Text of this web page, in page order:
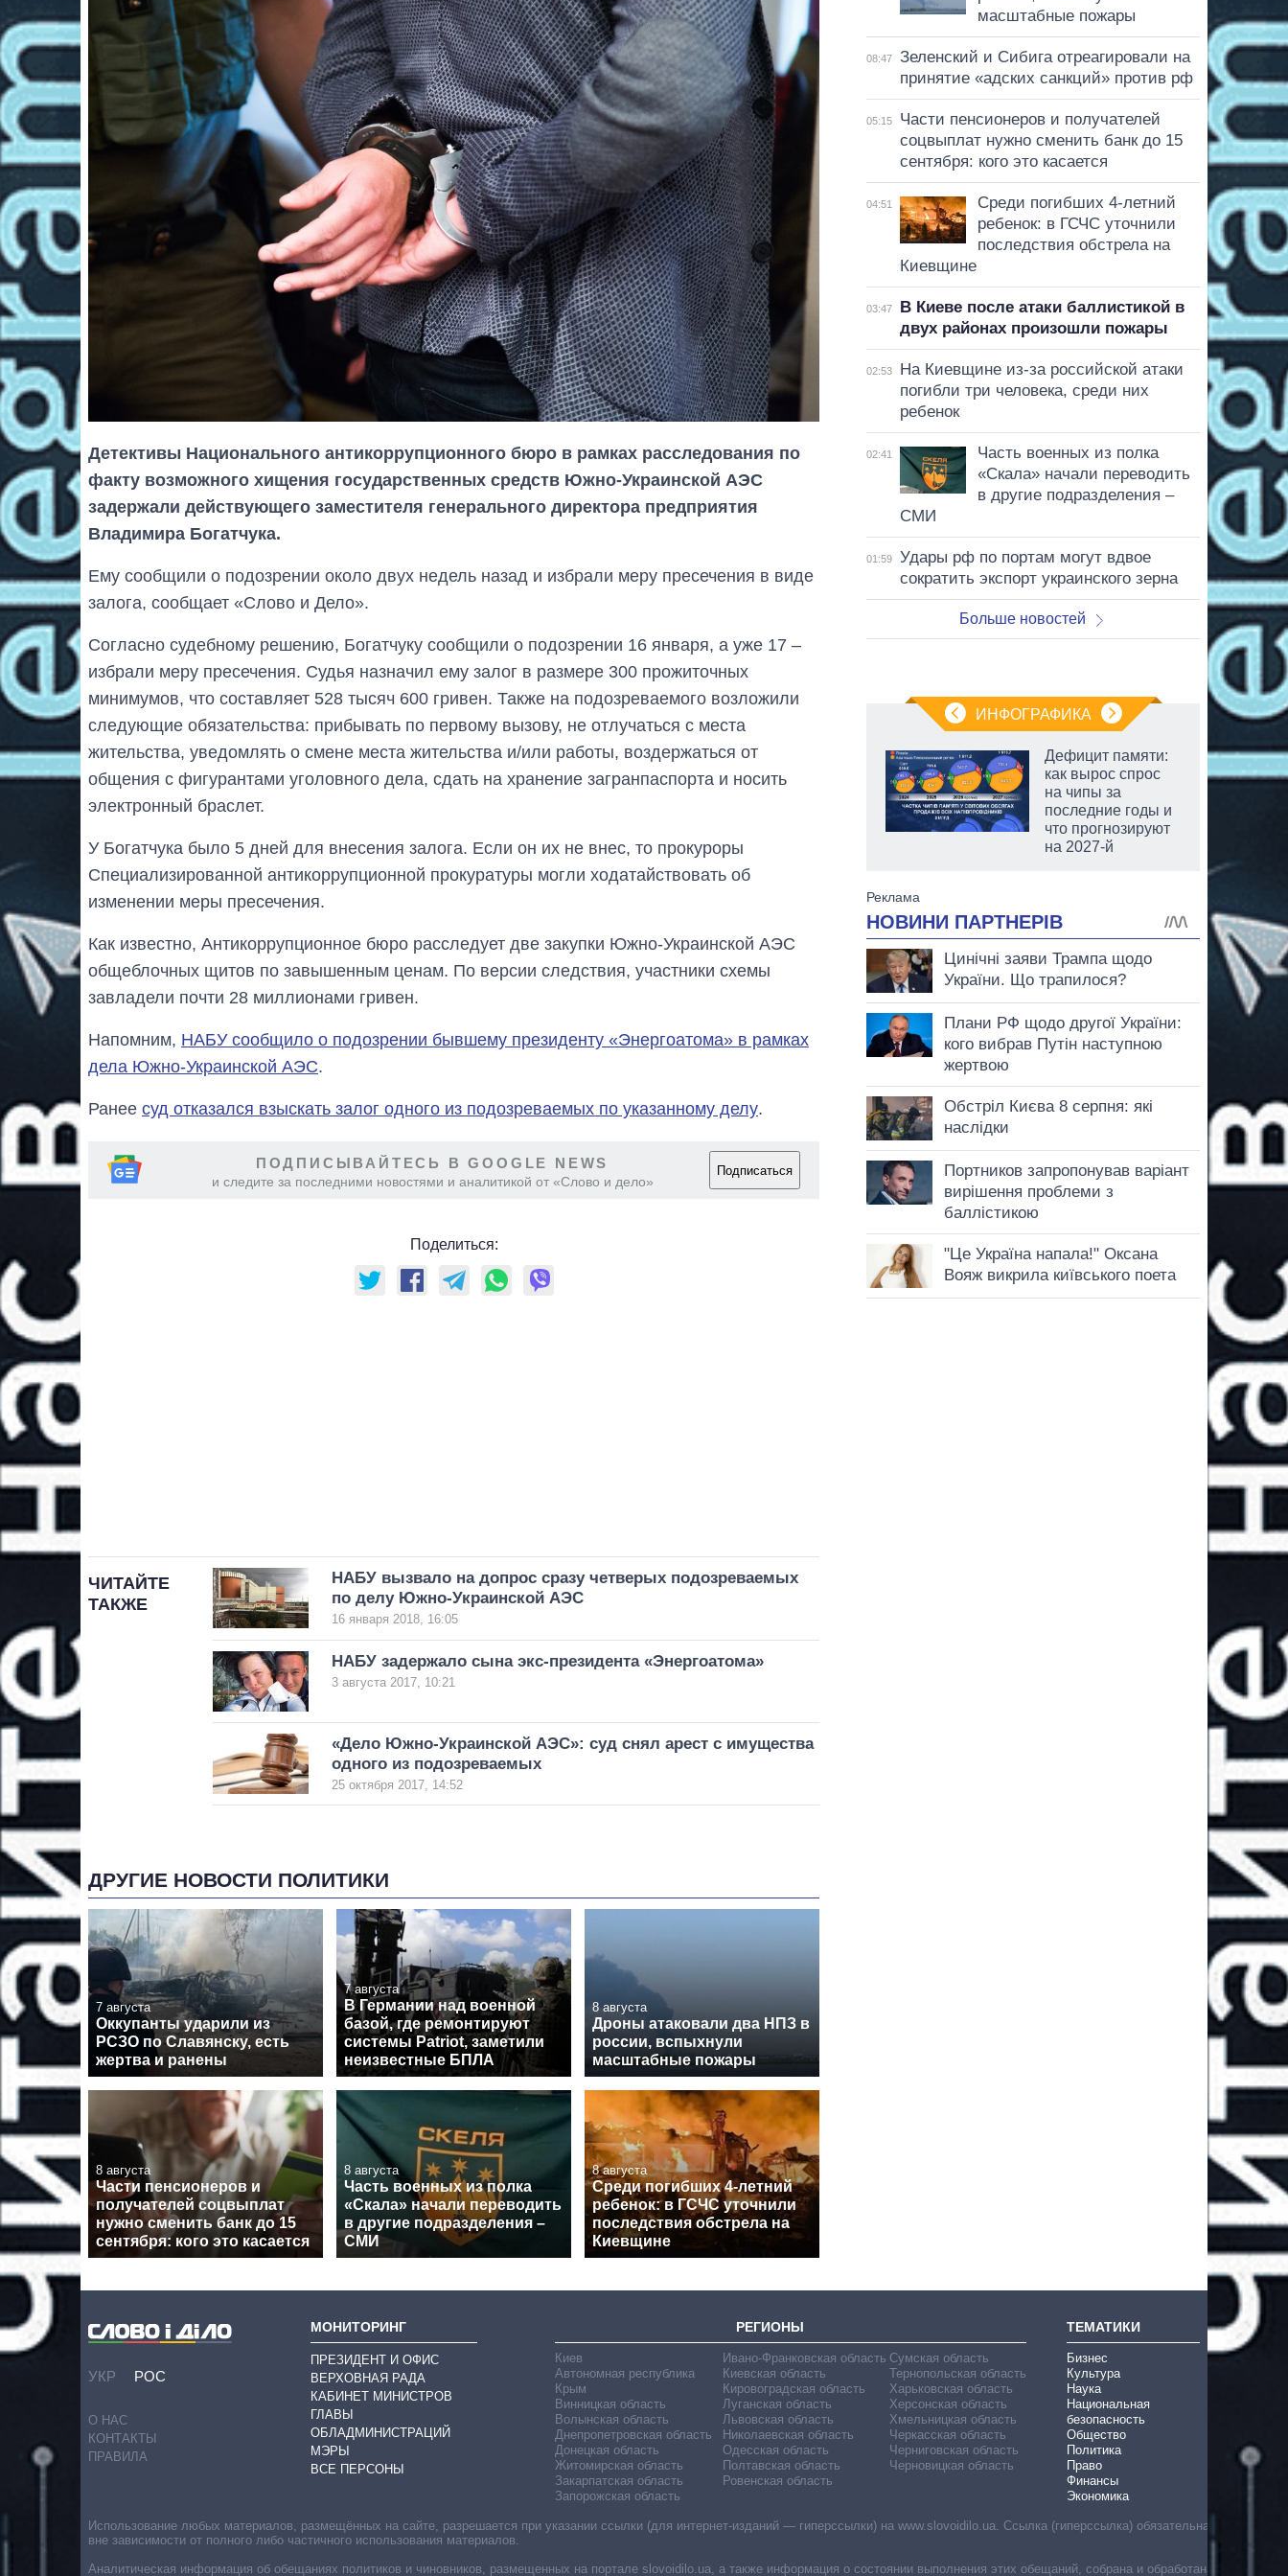
Детективы Национального антикоррупционного бюро в рамках расследования по
факту возможного хищения государственных средств Южно-Украинской АЭС
задержали действующего заместителя генерального директора предприятия
Владимира Богатчука.
Ему сообщили о подозрении около двух недель назад и избрали меру пресечения в виде
залога, сообщает «Слово и Дело».
Согласно судебному решению, Богатчуку сообщили о подозрении 16 января, а уже 17 –
избрали меру пресечения. Судья назначил ему залог в размере 300 прожиточных
минимумов, что составляет 528 тысяч 600 гривен. Также на подозреваемого возложили
следующие обязательства: прибывать по первому вызову, не отлучаться с места
жительства, уведомлять о смене места жительства и/или работы, воздержаться от
общения с фигурантами уголовного дела, сдать на хранение загранпаспорта и носить
электронный браслет.
У Богатчука было 5 дней для внесения залога. Если он их не внес, то прокуроры
Специализированной антикоррупционной прокуратуры могли ходатайствовать об
изменении меры пресечения.
Как известно, Антикоррупционное бюро расследует две закупки Южно-Украинской АЭС
общеблочных щитов по завышенным ценам. По версии следствия, участники схемы
завладели почти 28 миллионами гривен.
Напомним, НАБУ сообщило о подозрении бывшему президенту «Энергоатома» в рамках
дела Южно-Украинской АЭС.
Ранее суд отказался взыскать залог одного из подозреваемых по указанному делу.
ПОДПИСЫВАЙТЕСЬ В GOOGLE NEWS
и следите за последними новостями и аналитикой от «Слово и дело»
Подписаться
Поделиться:
ЧИТАЙТЕ
ТАКЖЕ
НАБУ вызвало на допрос сразу четверых подозреваемых
по делу Южно-Украинской АЭС
16 января 2018, 16:05
НАБУ задержало сына экс-президента «Энергоатома»
3 августа 2017, 10:21
«Дело Южно-Украинской АЭС»: суд снял арест с имущества
одного из подозреваемых
25 октября 2017, 14:52
ДРУГИЕ НОВОСТИ ПОЛИТИКИ
7 августа
Оккупанты ударили из
РСЗО по Славянску, есть
жертва и ранены
7 августа
В Германии над военной
базой, где ремонтируют
системы Patriot, заметили
неизвестные БПЛА
8 августа
Дроны атаковали два НПЗ в
россии, вспыхнули
масштабные пожары
8 августа
Части пенсионеров и
получателей соцвыплат
нужно сменить банк до 15
сентября: кого это касается
8 августа
Часть военных из полка
«Скала» начали переводить
в другие подразделения –
СМИ
8 августа
Среди погибших 4-летний
ребенок: в ГСЧС уточнили
последствия обстрела на
Киевщине
масштабные пожары
08:47
Зеленский и Сибига отреагировали на
принятие «адских санкций» против рф
05:15
Части пенсионеров и получателей
соцвыплат нужно сменить банк до 15
сентября: кого это касается
04:51
Среди погибших 4-летний
ребенок: в ГСЧС уточнили
последствия обстрела на
Киевщине
03:47
В Киеве после атаки баллистикой в
двух районах произошли пожары
02:53
На Киевщине из-за российской атаки
погибли три человека, среди них
ребенок
02:41
Часть военных из полка
«Скала» начали переводить
в другие подразделения –
СМИ
01:59
Удары рф по портам могут вдвое
сократить экспорт украинского зерна
Больше новостей
ИНФОГРАФИКА
Восемь
массированных
главной целью рф
Дефицит памяти:
как вырос спрос
на чипы за
последние годы и
что прогнозируют
на 2027-й
УКР РОС
О НАС
КОНТАКТЫ
ПРАВИЛА
МОНИТОРИНГ
ПРЕЗИДЕНТ И ОФИС
ВЕРХОВНАЯ РАДА
КАБИНЕТ МИНИСТРОВ
ГЛАВЫ
ОБЛАДМИНИСТРАЦИЙ
МЭРЫ
ВСЕ ПЕРСОНЫ
РЕГИОНЫ
Киев
Автономная республика
Крым
Винницкая область
Волынская область
Днепропетровская область
Донецкая область
Житомирская область
Закарпатская область
Запорожская область
Ивано-Франковская область
Киевская область
Кировоградская область
Луганская область
Львовская область
Николаевская область
Одесская область
Полтавская область
Ровенская область
Сумская область
Тернопольская область
Харьковская область
Херсонская область
Хмельницкая область
Черкасская область
Черниговская область
Черновицкая область
ТЕМАТИКИ
Бизнес
Культура
Наука
Национальная
безопасность
Общество
Политика
Право
Финансы
Экономика
Использование любых материалов, размещённых на сайте, разрешается при указании ссылки (для интернет-изданий — гиперссылки) на www.slovoidilo.ua. Ссылка (гиперссылка) обязательна
вне зависимости от полного либо частичного использования материалов.
Аналитическая информация об обещаниях политиков и чиновников, размещенных на портале slovoidilo.ua, а также информация о состоянии выполнения этих обещаний, собрана и обработана